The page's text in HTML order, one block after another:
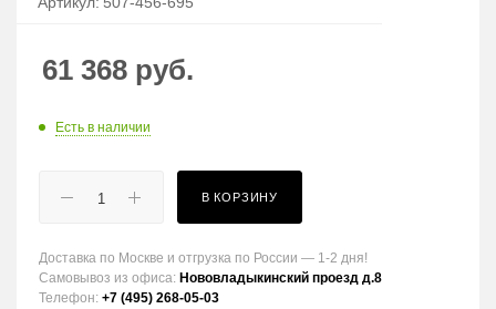
61 368 руб.
Есть в наличии
В КОРЗИНУ
Доставка по Москве и отгрузка по России — 1-2 дня!
Самовывоз из офиса: Нововладыкинский проезд д.8
Телефон: +7 (495) 268-05-03